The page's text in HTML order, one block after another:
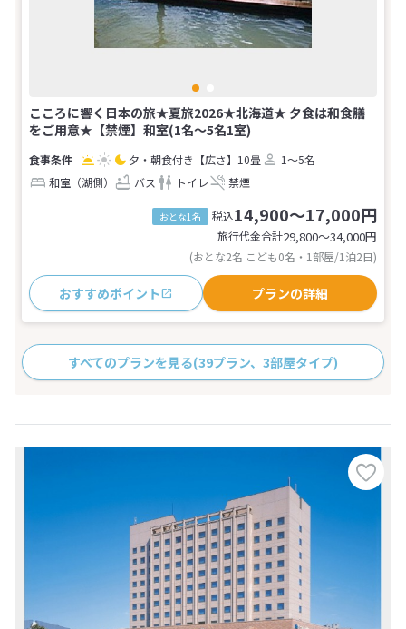
こころに響く日本の旅★夏旅2026★北海道★ 夕食は和食膳
をご用意★【禁煙】和室(1名～5名1室)
夕・朝食付き 【広さ】10畳
1～5名
和室（湖側）
バス トイレ 禁煙
おとな1名 税込14,900～17,000円
旅行代金合計29,800〜34,000円
(おとな2名 こども0名・1部屋/1泊2日)
おすすめポイント プランの詳細
すべてのプランを見る(39プラン、3部屋タイプ)